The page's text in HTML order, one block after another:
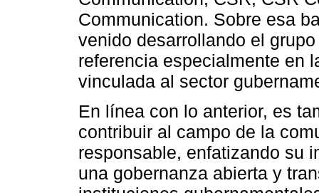
Communication. Sobre esa
venido desarrollando el
referencia especialmente en
vinculada al sector
En línea con lo anterior, es
contribuir al campo de la
responsable, enfatizando su
una gobernanza abierta y